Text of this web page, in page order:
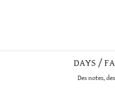
DAYS /
Des notes,